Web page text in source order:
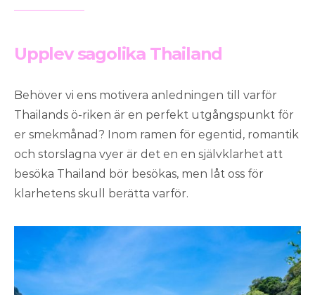
Upplev sagolika Thailand
Behöver vi ens motivera anledningen till varför
Thailands ö-riken är en perfekt utgångspunkt för
er smekmånad? Inom ramen för egentid, romantik
och storslagna vyer är det en en självklarhet att
besöka Thailand bör besökas, men låt oss för
klarhetens skull berätta varför.